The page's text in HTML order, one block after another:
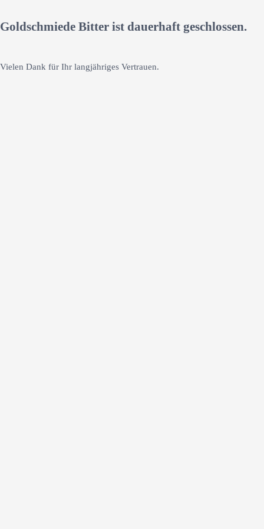
Goldschmiede Bitter ist dauerhaft geschlossen.
Vielen Dank für Ihr langjähriges Vertrauen.